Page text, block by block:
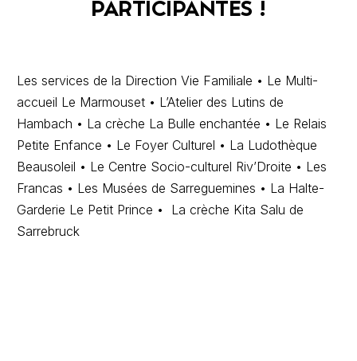
PARTICIPANTES !
Les services de la Direction Vie Familiale • Le Multi-
accueil Le Marmouset • L’Atelier des Lutins de
Hambach • La crèche La Bulle enchantée • Le Relais
Petite Enfance • Le Foyer Culturel • La Ludothèque
Beausoleil • Le Centre Socio-culturel Riv’Droite • Les
Francas • Les Musées de Sarreguemines • La Halte-
Garderie Le Petit Prince • La crèche Kita Salu de
Sarrebruck